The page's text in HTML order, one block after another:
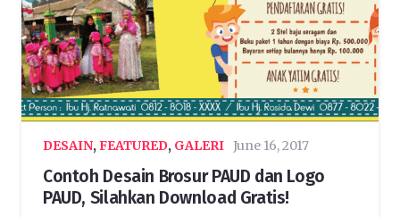
DESAIN,FEATURED, GALERI June 16, 2017
Contoh Desain Brosur PAUD dan Logo
PAUD, Silahkan Download Gratis!